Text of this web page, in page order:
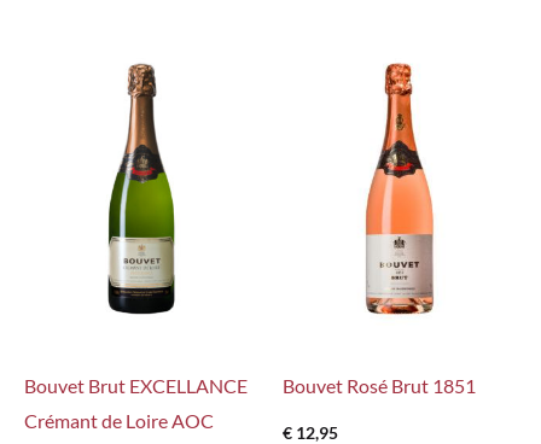
Bouvet Brut EXCELLANCE
Crémant de Loire AOC
Bouvet Rosé Brut 1851
€ 12,95